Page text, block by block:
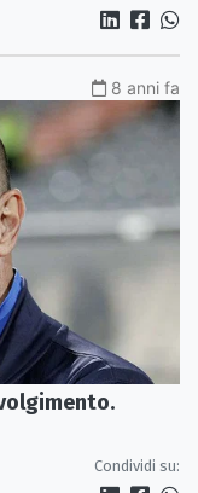
8 anni fa
Condividi su: